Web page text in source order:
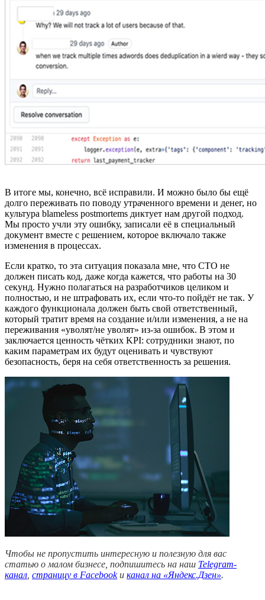
В итоге мы, конечно, всё исправили. И можно было бы ещё
долго переживать по поводу утраченного времени и денег, но
культура blameless postmortems диктует нам другой подход.
Мы просто учли эту ошибку, записали её в специальный
документ вместе с решением, которое включало также
изменения в процессах.
Если кратко, то эта ситуация показала мне, что СТО не
должен писать код, даже когда кажется, что работы на 30
секунд. Нужно полагаться на разработчиков целиком и
полностью, и не штрафовать их, если что-то пойдёт не так. У
каждого функционала должен быть свой ответственный,
который тратит время на создание и/или изменения, а не на
переживания «уволят/не уволят» из-за ошибок. В этом и
заключается ценность чётких KPI: сотрудники знают, по
каким параметрам их будут оценивать и чувствуют
безопасность, беря на себя ответственность за решения.
Чтобы не пропустить интересную и полезную для вас
статью о малом бизнесе, подпишитесь на наш Telegram-
канал страницу в Facebookи канал на «Яндекс.Дзен».